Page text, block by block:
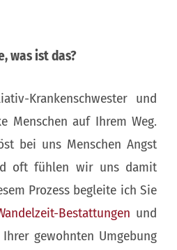
was ist das?
Krankenschwester und
Menschen auf Ihrem Weg.
bei uns Menschen Angst
oft fühlen wir uns damit
Prozess begleite ich Sie
Bestattungen und
gewohnten Umgebung